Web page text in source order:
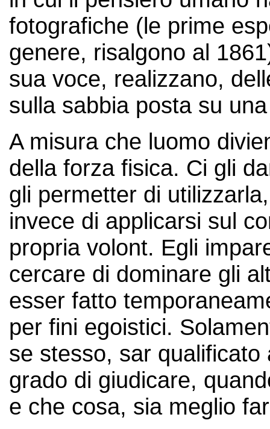
fotografiche (le prime
genere, risalgono al
sua voce, realizzano,
sulla sabbia posta su
A misura che luomo
della forza fisica. Ci gli
gli permetter di
invece di applicarsi sul
propria volont. Egli
cercare di dominare gli
esser fatto
per fini egoistici.
se stesso, sar
grado di giudicare,
e che cosa, sia meglio